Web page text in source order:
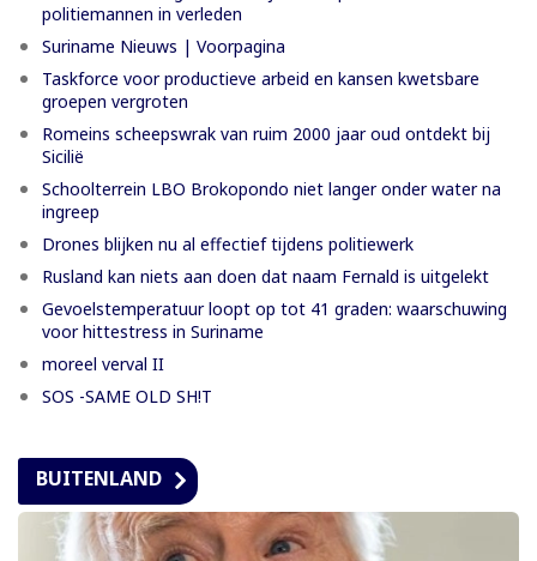
politiemannen in verleden
Suriname Nieuws | Voorpagina
Taskforce voor productieve arbeid en kansen kwetsbare
groepen vergroten
Romeins scheepswrak van ruim 2000 jaar oud ontdekt bij
Sicilië
Schoolterrein LBO Brokopondo niet langer onder water na
ingreep
Drones blijken nu al effectief tijdens politiewerk
Rusland kan niets aan doen dat naam Fernald is uitgelekt
Gevoelstemperatuur loopt op tot 41 graden: waarschuwing
voor hittestress in Suriname
moreel verval II
SOS -SAME OLD SH!T
BUITENLAND